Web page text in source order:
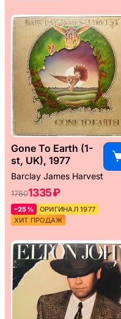
Gone To Earth (1-
st, UK), 1977
Barclay James Harvest
17801335 ₽
–25%
ОРИГИНАЛ 1977
ХИТ ПРОДАЖ